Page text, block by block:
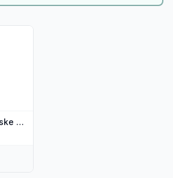
Holte Gård Økologiske Egg 10pk
produktet "Holte Gård Økologiske Egg